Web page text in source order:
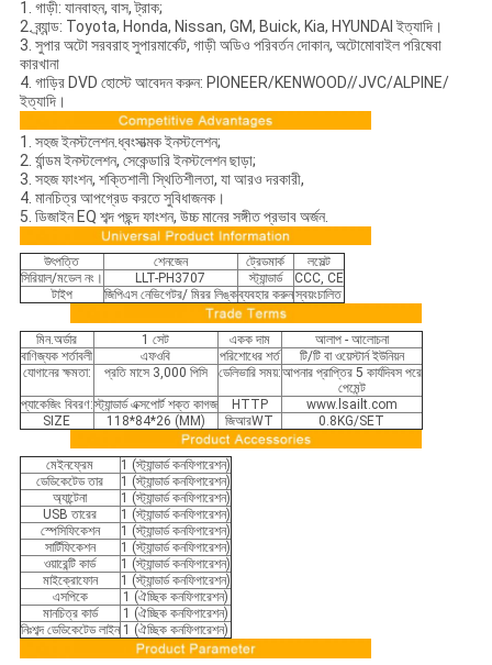
1. গাড়ী: যানবাহন, বাস, ট্রাক;
2. ব্র্যান্ড: Toyota, Honda, Nissan, GM, Buick, Kia, HYUNDAI ইত্যাদি।
3. সুপার অটো সরবরাহ সুপারমার্কেট, গাড়ী অডিও পরিবর্তন দোকান, অটোমোবাইল পরিষেবা
কারখানা
4. গাড়ির DVD হোস্টে আবেদন করুন: PIONEER/KENWOOD//JVC/ALPINE/
ইত্যাদি।
1. সহজ ইনস্টলেশন.ধ্বংসাত্মক ইনস্টলেশন;
2. র্যান্ডম ইনস্টলেশন, সেকেন্ডারি ইনস্টলেশন ছাড়া;
3. সহজ ফাংশন, শক্তিশালী স্থিতিশীলতা, যা আরও দরকারী,
4. মানচিত্র আপগ্রেড করতে সুবিধাজনক।
5. ডিজাইন EQ শব্দ পছন্দ ফাংশন, উচ্চ মানের সঙ্গীত প্রভাব অর্জন.
উৎপত্তি শেনজেন ট্রেডমার্ক
লসেল্ট
সিরিয়াল/মডেল নং।
LLT-PH3707 স্ট্যান্ডার্ড
CCC, CE
টাইপ
জিপিএস নেভিগেটর/ মিরর লিঙ্কব্যবহার করুনস্বয়ংচালিত
মিন.অর্ডার 1 সেট একক দাম
আলাপ - আলোচনা
বাণিজ্যক শর্তাবলী
এফওবি পরিশোধের শর্ত
টি/টি বা ওয়েস্টার্ন ইউনিয়ন
যোগানের ক্ষমতা:
প্রতি মাসে 3,000 পিসি ডেলিভারি সময়:আপনার প্রাপ্তির 5 কার্যদিবস পরে
পেমেন্ট
প্যাকেজিং বিবরণ:স্ট্যান্ডার্ড এক্সপোর্ট শক্ত কাগজ HTTP
www.lsailt.com
SIZE
118*84*26 (MM) জিআরWT 0.8KG/SET
মেইনফ্রেম
1 (স্ট্যান্ডার্ড কনফিগারেশন)
ডেডিকেটেড তার
1 (স্ট্যান্ডার্ড কনফিগারেশন)
অ্যান্টেনা
1 (স্ট্যান্ডার্ড কনফিগারেশন)
USB তারের
1 (স্ট্যান্ডার্ড কনফিগারেশন)
স্পেসিফিকেশন
1 (স্ট্যান্ডার্ড কনফিগারেশন)
সার্টিফিকেশন
1 (স্ট্যান্ডার্ড কনফিগারেশন)
ওয়ারেন্টি কার্ড
1 (স্ট্যান্ডার্ড কনফিগারেশন)
মাইক্রোফোন
1 (স্ট্যান্ডার্ড কনফিগারেশন)
এসপিকে
1 (ঐচ্ছিক কনফিগারেশন)
মানচিত্র কার্ড
1 (ঐচ্ছিক কনফিগারেশন)
নিঃশব্দ ডেডিকেটেড লাইন 1 (ঐচ্ছিক কনফিগারেশন)